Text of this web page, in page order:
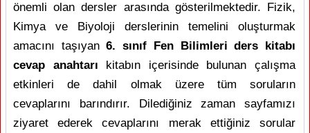
önemli olan dersler arasında gösterilmektedir. Fizik,
Kimya ve Biyoloji derslerinin temelini oluşturmak
amacını taşıyan6. sınıf Fen Bilimleri ders kitabı
cevap anahtarı kitabın içerisinde bulunan çalışma
etkinleri de dahil olmak üzere tüm soruların
cevaplarını barındırır. Dilediğiniz zaman sayfamızı
ziyaret ederek cevaplarını merak ettiğiniz sorular